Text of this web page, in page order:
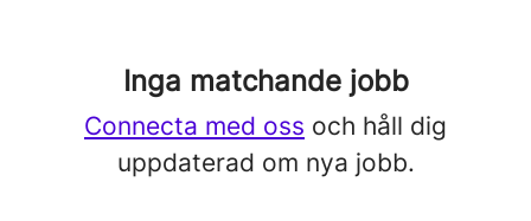
Inga matchande jobb
Connecta med oss och håll dig
uppdaterad om nya jobb.